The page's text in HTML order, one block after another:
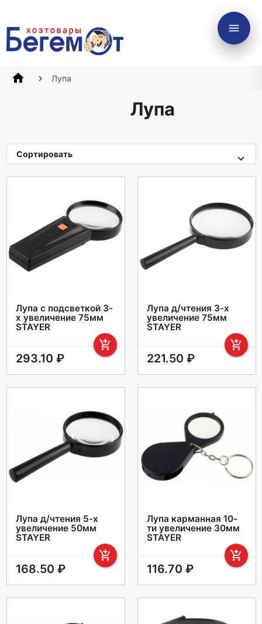
menu
home Лупа
Лупа
Сортировать
Лупа с подсветкой 3-
х увеличение 75мм
STAYER
add_shopping_cart
293.10 ₽
Лупа д/чтения 3-х
увеличение 75мм
STAYER
add_shopping_cart
221.50 ₽
Лупа д/чтения 5-х
увеличение 50мм
STAYER
add_shopping_cart
168.50 ₽
Лупа карманная 10-
ти увеличение 30мм
STAYER
add_shopping_cart
116.70 ₽